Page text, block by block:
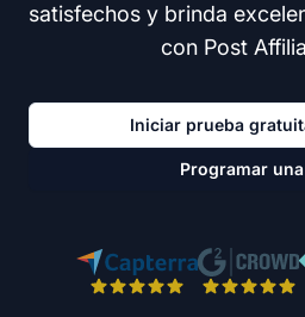
satisfechos y brinda
con Post
Iniciar prueba
Programar